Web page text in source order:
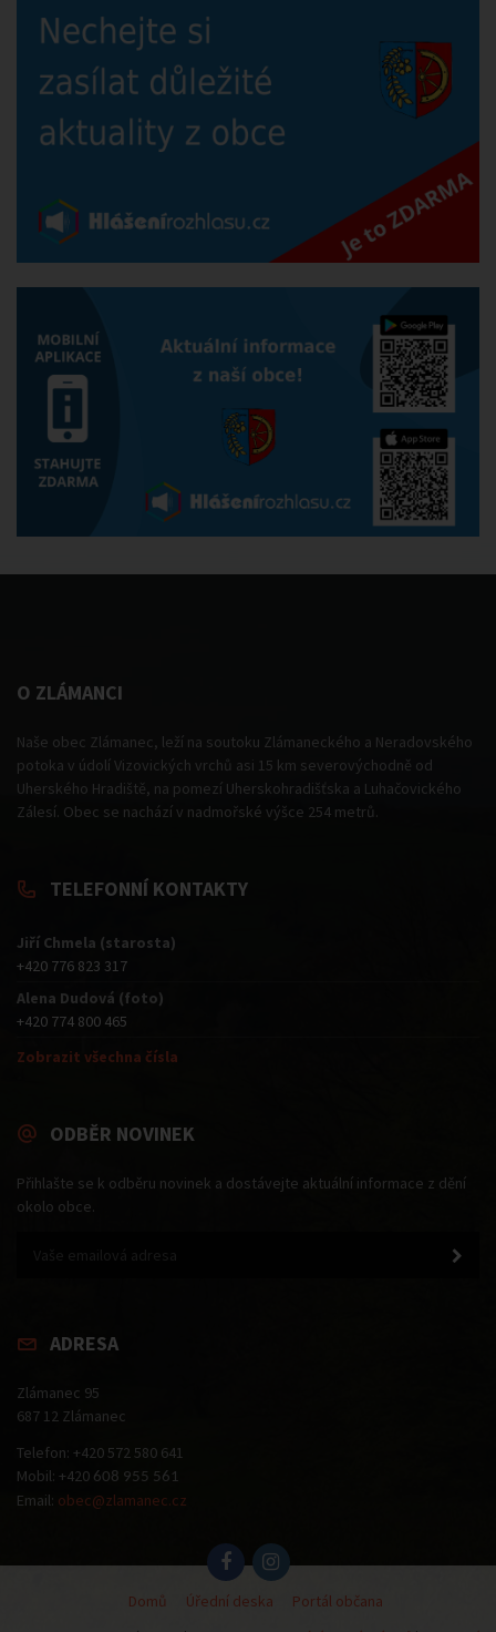
O ZLÁMANCI
Naše obec Zlámanec, leží na soutoku Zlámaneckého a Neradovského
potoka v údolí Vizovických vrchů asi 15 km severovýchodně od
Uherského Hradiště, na pomezí Uherskohradišťska a Luhačovického
Zálesí. Obec se nachází v nadmořské výšce 254 metrů.
TELEFONNÍ KONTAKTY
Jiří Chmela (starosta)
+420 776 823 317
Alena Dudová (foto)
+420 774 800 465
Zobrazit všechna čísla
ODBĚR NOVINEK
Přihlašte se k odběru novinek a dostávejte aktuální informace z dění
okolo obce.
ADRESA
Zlámanec 95
687 12 Zlámanec
Telefon: +420 572 580 641
Mobil: +420 608 955 561
Email: obec@zlamanec.cz
Domů Úřední deska Portál občana